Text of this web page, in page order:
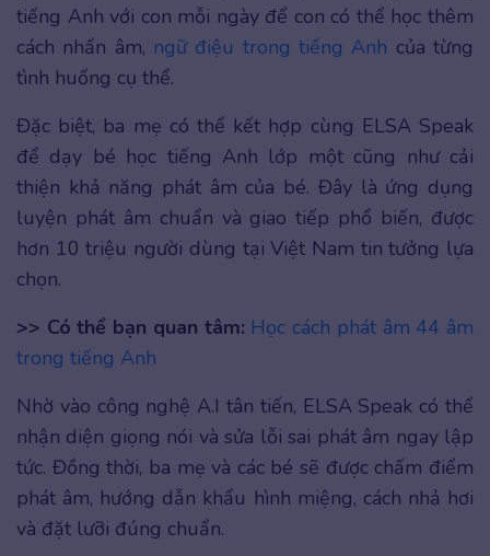
tiếng Anh với con mỗi ngày để con có thể học thêm
cách nhấn âm, ngữ điệu trong tiếng Anh của từng
tình huống cụ thể.
Đặc biệt, ba mẹ có thể kết hợp cùng ELSA Speak
để dạy bé học tiếng Anh lớp một cũng như cải
thiện khả năng phát âm của bé. Đây là ứng dụng
luyện phát âm chuẩn và giao tiếp phổ biến, được
hơn 10 triệu người dùng tại Việt Nam tin tưởng lựa
chọn.
>> Có thể bạn quan tâm: Học cách phát âm 44 âm
trong tiếng Anh
Nhờ vào công nghệ A.I tân tiến, ELSA Speak có thể
nhận diện giọng nói và sửa lỗi sai phát âm ngay lập
tức. Đồng thời, ba mẹ và các bé sẽ được chấm điểm
phát âm, hướng dẫn khẩu hình miệng, cách nhả hơi
và đặt lưỡi đúng chuẩn.